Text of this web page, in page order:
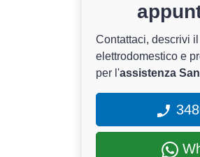
Contattaci, descrivi
elettrodomestico e
per l'assistenza